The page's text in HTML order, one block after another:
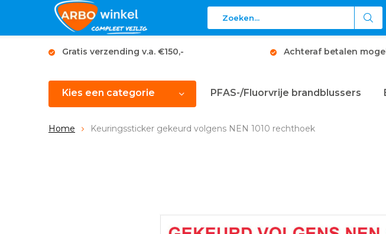
Gratis verzending v.a. €150,- Achteraf betalen
Kies een categorie PFAS-/Fluorvrije brandblussers
Home Keuringssticker gekeurd volgens NEN 1010 rechthoek